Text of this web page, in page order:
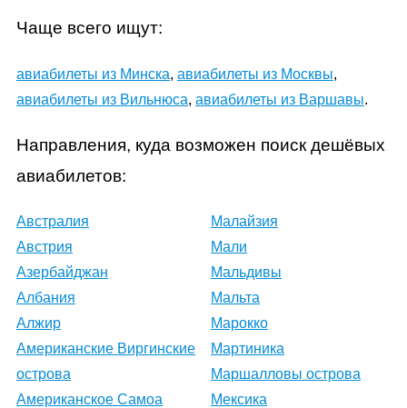
Чаще всего ищут:
авиабилеты из Минска, авиабилеты из Москвы,
авиабилеты из Вильнюса, авиабилеты из Варшавы.
Направления, куда возможен поиск дешёвых
авиабилетов:
Австралия
Австрия
Азербайджан
Албания
Алжир
Американские Виргинские
острова
Американское Самоа
Малайзия
Мали
Мальдивы
Мальта
Марокко
Мартиника
Маршалловы острова
Мексика